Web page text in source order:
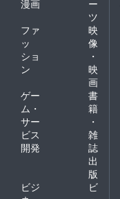
漫画
ー
ツ
ファ
ッ
ショ
ン
映
像
・
映
画
ゲー
ム・
サー
ビス
開発
書
籍
・
雑
誌
出
版
ビジ
ビ